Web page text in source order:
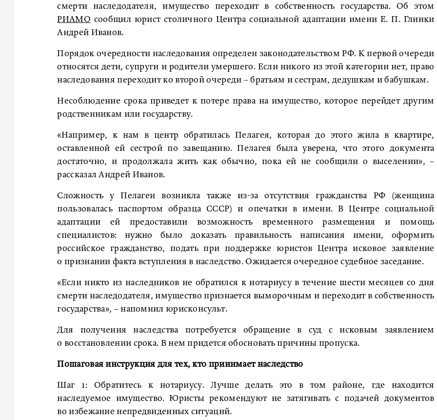
смерти наследодателя, имущество переходит в собственность государства. Об этом
РИАМО сообщил юрист столичного Центра социальной адаптации имени Е. П. Глинки
Андрей Иванов.
Порядок очередности наследования определен законодательством РФ. К первой очереди
относятся дети, супруги и родители умершего. Если никого из этой категории нет, право
наследования переходит ко второй очереди – братьям и сестрам, дедушкам и бабушкам.
Несоблюдение срока приведет к потере права на имущество, которое перейдет другим
родственникам или государству.
«Например, к нам в центр обратилась Пелагея, которая до этого жила в квартире,
оставленной ей сестрой по завещанию. Пелагея была уверена, что этого документа
достаточно, и продолжала жить как обычно, пока ей не сообщили о выселении», –
рассказал Андрей Иванов.
Сложность у Пелагеи возникла также из-за отсутствия гражданства РФ (женщина
пользовалась паспортом образца СССР) и опечатки в имени. В Центре социальной
адаптации ей предоставили возможность временного размещения и помощь
специалистов: нужно было доказать правильность написания имени, оформить
российское гражданство, подать при поддержке юристов Центра исковое заявление
о признании факта вступления в наследство. Ожидается очередное судебное заседание.
«Если никто из наследников не обратился к нотариусу в течение шести месяцев со дня
смерти наследодателя, имущество признается выморочным и переходит в собственность
государства», – напомнил юрисконсульт.
Для получения наследства потребуется обращение в суд с исковым заявлением
о восстановлении срока. В нем придется обосновать причины пропуска.
Пошаговая инструкция для тех, кто принимает наследство
Шаг 1: Обратитесь к нотариусу. Лучше делать это в том районе, где находится
наследуемое имущество. Юристы рекомендуют не затягивать с подачей документов
во избежание непредвиденных ситуаций.